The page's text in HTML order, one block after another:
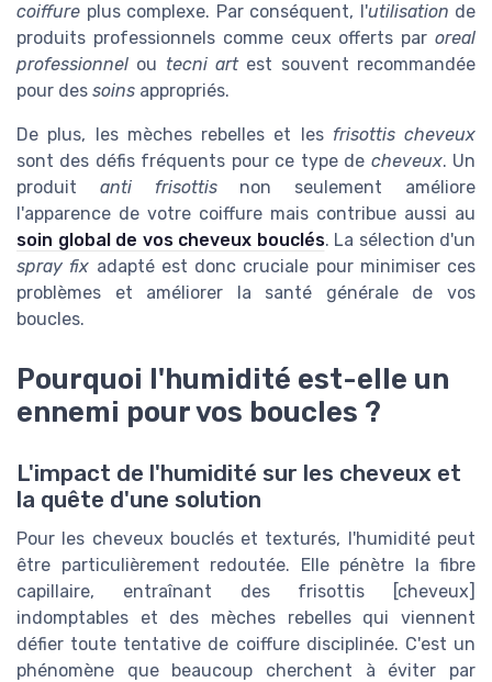
coiffure plus complexe. Par conséquent, l'utilisation de
produits professionnels comme ceux offerts par oreal
professionnel ou tecni artest souvent recommandée
pour des soins appropriés.
De plus, les mèches rebelles et les frisottis cheveux
sont des défis fréquents pour ce type de cheveux. Un
produit anti frisottisnon seulement améliore
l'apparence de votre coiffure mais contribue aussi au
soin global de vos cheveux bouclés. La sélection d'un
spray fix adapté est donc cruciale pour minimiser ces
problèmes et améliorer la santé générale de vos
boucles.
Pourquoi l'humidité est-elle un
ennemi pour vos boucles ?
L'impact de l'humidité sur les cheveux et
la quête d'une solution
Pour les cheveux bouclés et texturés, l'humidité peut
être particulièrement redoutée. Elle pénètre la fibre
capillaire, entraînant des frisottis [cheveux]
indomptables et des mèches rebelles qui viennent
défier toute tentative de coiffure disciplinée. C'est un
phénomène que beaucoup cherchent à éviter par